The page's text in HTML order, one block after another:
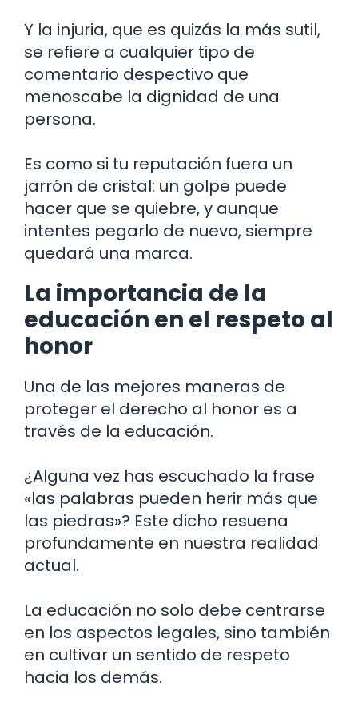
Y la injuria, que es quizás la más sutil,
se refiere a cualquier tipo de
comentario despectivo que
menoscabe la dignidad de una
persona.
Es como si tu reputación fuera un
jarrón de cristal: un golpe puede
hacer que se quiebre, y aunque
intentes pegarlo de nuevo, siempre
quedará una marca.
La importancia de la
educación en el respeto al
honor
Una de las mejores maneras de
proteger el derecho al honor es a
través de la educación.
¿Alguna vez has escuchado la frase
«las palabras pueden herir más que
las piedras»? Este dicho resuena
profundamente en nuestra realidad
actual.
La educación no solo debe centrarse
en los aspectos legales, sino también
en cultivar un sentido de respeto
hacia los demás.